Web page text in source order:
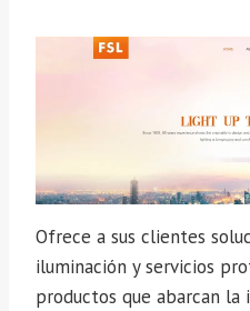
Ofrece a sus clientes
iluminación y servicios
productos que abarcan la